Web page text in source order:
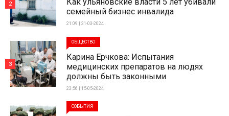
семейный бизнес инвалида
21:09 | 21-03-2024
2
ОБЩЕСТВО
Карина Ерчкова: Испытания
медицинских препаратов на людях
должны быть законными
23:56 | 15-05-2024
3
СОБЫТИЯ